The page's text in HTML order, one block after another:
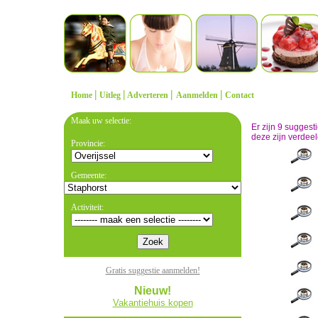
Home | Uitleg | Adverteren | Aanmelden | Contact
Maak uw selectie:
Provincie:
Gemeente:
Activiteit:
Gratis suggestie aanmelden!
Nieuw!
Vakantiehuis kopen
Er zijn 9
deze zijn